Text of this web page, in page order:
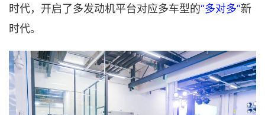
时代，开启了多发动机平台对应多车型的“多对多”新
时代。